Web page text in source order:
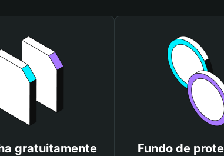
gratuitamente
Fundo de